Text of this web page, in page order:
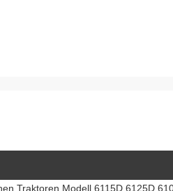
Traktoren Modell 6115D 6125D